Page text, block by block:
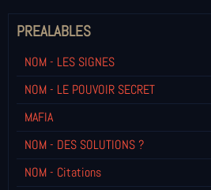
PREALABLES
NOM - LES SIGNES
NOM - LE POUVOIR SECRET
MAFIA
NOM - DES SOLUTIONS ?
NOM - Citations